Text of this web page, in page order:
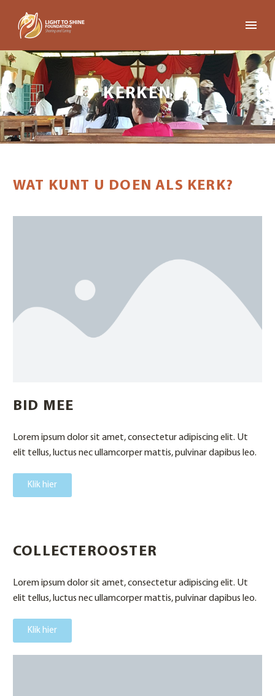
KERKEN
WAT KUNT U DOEN ALS KERK?
BID MEE
Lorem ipsum dolor sit amet, consectetur adipiscing elit. Ut
elit tellus, luctus nec ullamcorper mattis, pulvinar dapibus leo.
Klik hier
COLLECTEROOSTER
Lorem ipsum dolor sit amet, consectetur adipiscing elit. Ut
elit tellus, luctus nec ullamcorper mattis, pulvinar dapibus leo.
Klik hier